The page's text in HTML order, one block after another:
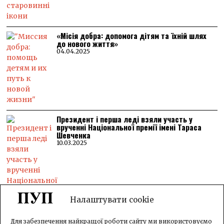
Налаштувати cookie
Для забезпечення найкращої роботи сайту ми використовуємо
«Місія добра: допомога дітям та їхній шлях
до нового життя»
04.04.2025
Президент і перша леді взяли участь у
врученні Національної премії імені Тараса
Шевченка
10.03.2025